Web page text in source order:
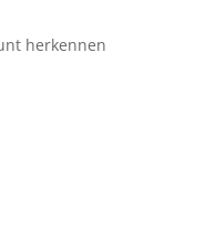
herkennen